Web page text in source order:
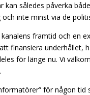
kan således påverka
och inte minst via de
framtid och en
finansiera underhållet,
för länge nu. Vi
för någon tid